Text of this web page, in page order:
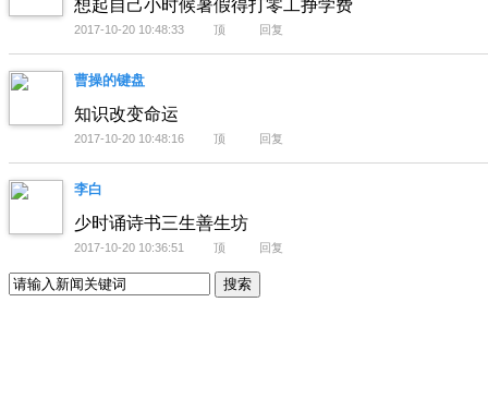
想起自己小时候暑假得打零工挣学费
2017-10-20 10:48:33 顶 回复
曹操的键盘
知识改变命运
2017-10-20 10:48:16 顶 回复
李白
少时诵诗书三生善生坊
2017-10-20 10:36:51 顶 回复